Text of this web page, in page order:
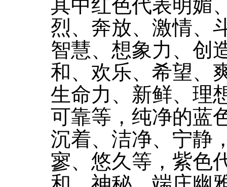
其中红色代表明媚
烈、奔放、激情、
智慧、想象力、创
和、欢乐、希望、
生命力、新鲜、理
可靠等，纯净的蓝
沉着、洁净、宁静
寥、悠久等，紫色